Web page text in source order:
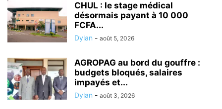
CHUL : le stage médical
désormais payant à 10 000
FCFA...
Dylan - août 5, 2026
AGROPAG au bord du gouffre :
budgets bloqués, salaires
impayés et...
Dylan - août 3, 2026